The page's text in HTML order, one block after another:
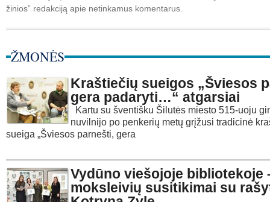
žinios” redakciją apie netinkamus komentarus.
ŽMONĖS
Kraštiečių sueigos „Šviesos
gera padaryti…“ atgarsiai
Kartu su šventišku Šilutės miesto 515-uoju
nuvilnijo po penkerių metų grįžusi tradicinė
sueiga „Šviesos parnešti, gera
Vydūno viešojoje bibliotekoje
moksleivių susitikimai su